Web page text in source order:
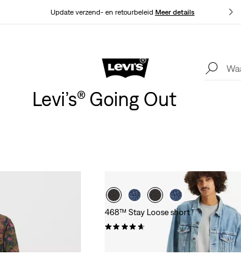
Update verzend- en retourbeleid Meer details
Levi's App. Het beste van Levi’s®, speciaal voor jou op maat gemaakt.
Meer details
Levi’s® Going Out
468™ Stay Loose short